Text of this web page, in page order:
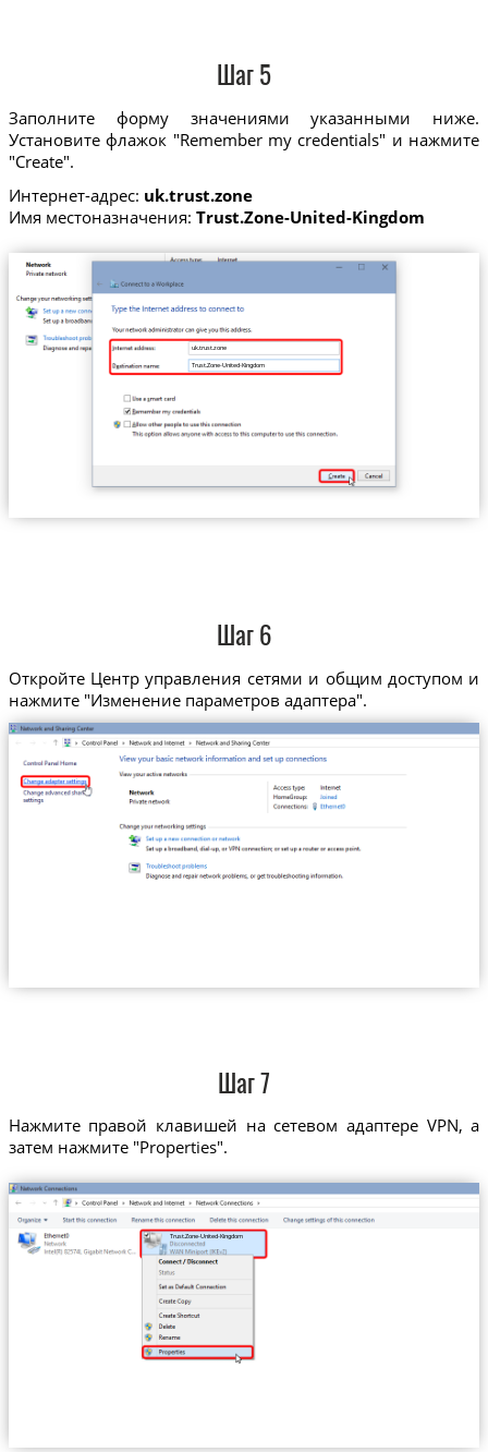
Шаг 5
Заполните форму значениями указанными ниже.
Установите флажок "Remember my credentials" и нажмите
"Create".
Интернет-адрес: uk.trust.zone
Имя местоназначения: Trust.Zone-United-Kingdom
uk.trust.zone
Trust.Zone-United-Kingdom
Шаг 6
Откройте Центр управления сетями и общим доступом и
нажмите "Изменение параметров адаптера".
Шаг 7
Нажмите правой клавишей на сетевом адаптере VPN, а
затем нажмите "Properties".
Trust.Zone-United-Kingdom